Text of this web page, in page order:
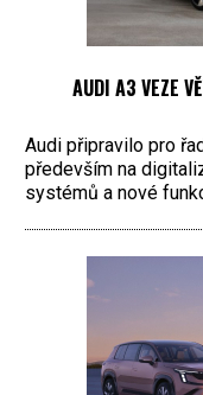
AUDI A3 VEZE
Audi připravilo pro
především na
systémů a nové